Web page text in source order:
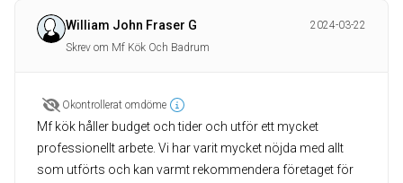
William John Fraser G
2024-03-22
Skrev om Mf Kök Och Badrum
Okontrollerat omdöme
Mf kök håller budget och tider och utför ett mycket
professionellt arbete. Vi har varit mycket nöjda med allt
som utförts och kan varmt rekommendera företaget för